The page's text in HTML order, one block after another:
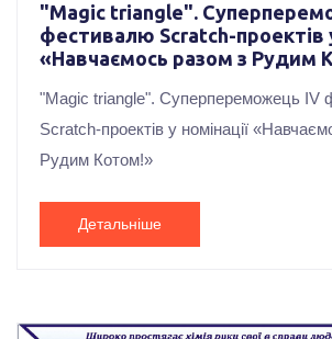
"Magic triangle".
фестивалю Scrаtch-проектів
«Навчаємось разом з Рудим
"Magic triangle". Суперпереможець ІV
Scrаtch-проектів у номінації
Рудим Котом!»
Детальніше